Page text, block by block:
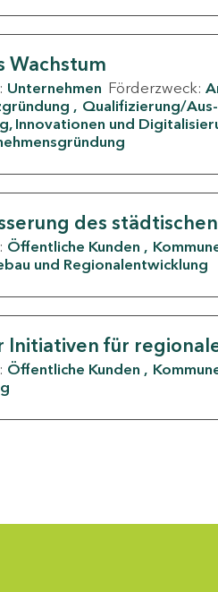
Wachstum
Unternehmen Förderzweck:
Qualifizierung/
Innovationen und
des städtischen
Öffentliche Kunden
und Regionalentwicklung
für
Öffentliche Kunden